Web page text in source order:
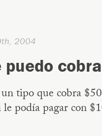
2004
puedo
tipo que cobra
podía pagar con